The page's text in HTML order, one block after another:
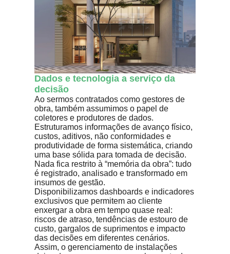
Dados e tecnologia a serviço da
decisão
Ao sermos contratados como gestores de
obra, também assumimos o papel de
coletores e produtores de dados.
Estruturamos informações de avanço físico,
custos, aditivos, não conformidades e
produtividade de forma sistemática, criando
uma base sólida para tomada de decisão.
Nada fica restrito à “memória da obra”: tudo
é registrado, analisado e transformado em
insumos de gestão.
Disponibilizamos dashboards e indicadores
exclusivos que permitem ao cliente
enxergar a obra em tempo quase real:
riscos de atraso, tendências de estouro de
custo, gargalos de suprimentos e impacto
das decisões em diferentes cenários.
Assim, o gerenciamento de instalações